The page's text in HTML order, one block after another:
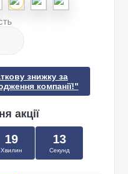
знижку за
компанії!"
акції
19
Хвилин
13
Секунд